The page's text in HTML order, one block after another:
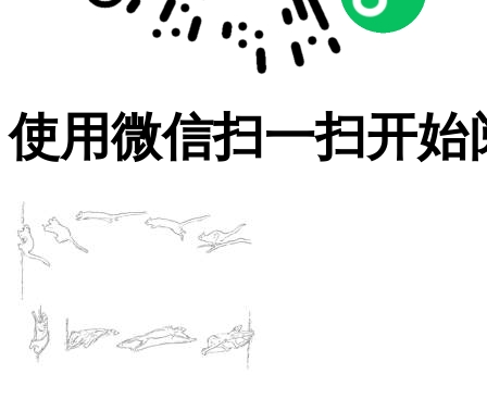
使用微信扫一扫开始